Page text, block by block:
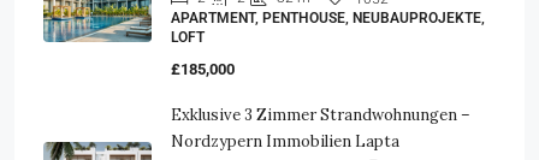
APARTMENT, PENTHOUSE, NEUBAUPROJEKTE,
LOFT
£185,000
Exklusive 3 Zimmer Strandwohnungen –
Nordzypern Immobilien Lapta